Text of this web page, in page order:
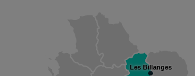
Les Billanges